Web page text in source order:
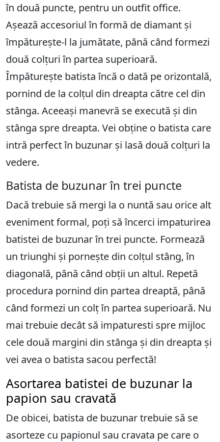
în două puncte, pentru un outfit office.
Așează accesoriul în formă de diamant și
împăturește-l la jumătate, până când formezi
două colțuri în partea superioară.
Împăturește batista încă o dată pe orizontală,
pornind de la colțul din dreapta către cel din
stânga. Aceeași manevră se execută și din
stânga spre dreapta. Vei obține o batista care
intră perfect în buzunar și lasă două colțuri la
vedere.
Batista de buzunar în trei puncte
Dacă trebuie să mergi la o nuntă sau orice alt
eveniment formal, poți să încerci impaturirea
batistei de buzunar în trei puncte. Formează
un triunghi și pornește din colțul stâng, în
diagonală, până când obții un altul. Repetă
procedura pornind din partea dreaptă, până
când formezi un colț în partea superioară. Nu
mai trebuie decât să impaturesti spre mijloc
cele două margini din stânga și din dreapta și
vei avea o batista sacou perfectă!
Asortarea batistei de buzunar la
papion sau cravată
De obicei, batista de buzunar trebuie să se
asorteze cu papionul sau cravata pe care o